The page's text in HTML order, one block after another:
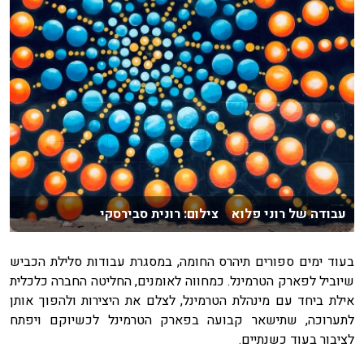
עבודה של רוני פלוא צילום: רונית סבירסקי
בעוד ימים ספורים תיהרס החומה, במסגרת עבודות סלילת הכביש
שיוביל לפארק הטרמינל. כמחווה לאומנים, החליטה החברה כלכלית
אילת ביחד עם מינהלת הטרמינל, לצלם את היצירות ולהפוך אותן
לתערוכה, שתישאר קבועה בפארק הטרמינל לכשיוקם ויפתח
לציבור בעוד כשנתיים.